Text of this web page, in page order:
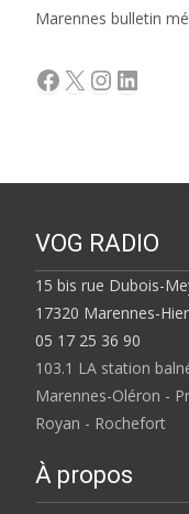
Marennes bulletin
Facebook
X
VOG RADIO
15 bis rue Dubois-
17320 Marennes-
05 17 25 36 90
103.1 LA station
Marennes-Oléron -
Royan - Rochefort
À propos